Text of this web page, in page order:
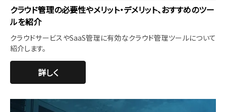
クラウド管理の必要性やメリット・デメリット、おすすめのツー
ルを紹介
クラウドサービスやSaaS管理に有効なクラウド管理ツールについて
紹介します。
詳しく